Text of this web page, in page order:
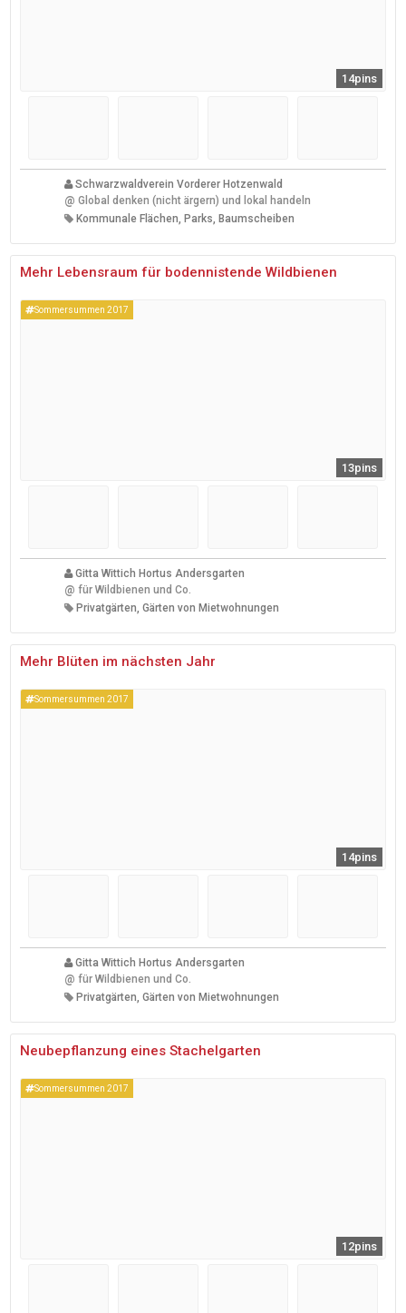
14pins
Schwarzwaldverein Vorderer Hotzenwald
@ Global denken (nicht ärgern) und lokal handeln
Kommunale Flächen, Parks, Baumscheiben
Mehr Lebensraum für bodennistende Wildbienen
Sommersummen 2017
13pins
Gitta Wittich Hortus Andersgarten
@ für Wildbienen und Co.
Privatgärten, Gärten von Mietwohnungen
Mehr Blüten im nächsten Jahr
Sommersummen 2017
14pins
Gitta Wittich Hortus Andersgarten
@ für Wildbienen und Co.
Privatgärten, Gärten von Mietwohnungen
Neubepflanzung eines Stachelgarten
Sommersummen 2017
12pins